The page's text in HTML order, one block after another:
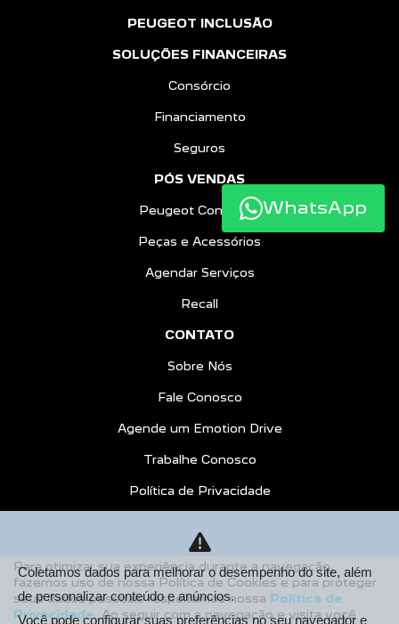
PEUGEOT INCLUSÃO
SOLUÇÕES FINANCEIRAS
Consórcio
Financiamento
Seguros
PÓS VENDAS
Peugeot Confiance
Peças e Acessórios
Agendar Serviços
Recall
CONTATO
Sobre Nós
Fale Conosco
Agende um Emotion Drive
Trabalhe Conosco
Política de Privacidade
AGENDE UM TEST DRIVE
Desacelere. Seu bem maior é a vida.
WhatsApp
Para otimizar sua experiência durante a navegação,
fazemos uso de nossa Política de Cookies e para proteger
seus dados pessoais respeitamos nossa Política de
Privacidade . Ao seguir com a navegação e visita você
Coletamos dados para melhorar o desempenho do site, além
de personalizar conteúdo e anúncios.
Você pode configurar suas preferências no seu navegador e